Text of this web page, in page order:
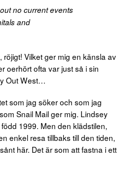
no current events
and
röjigt! Vilket ger mig en känsla av
oerhört ofta var just så i sin
Out West…
som jag söker och som jag
Snail Mail ger mig. Lindsey
1999. Men den klädstilen,
enkel resa tillbaks till den tiden,
här. Det är som att fastna i ett